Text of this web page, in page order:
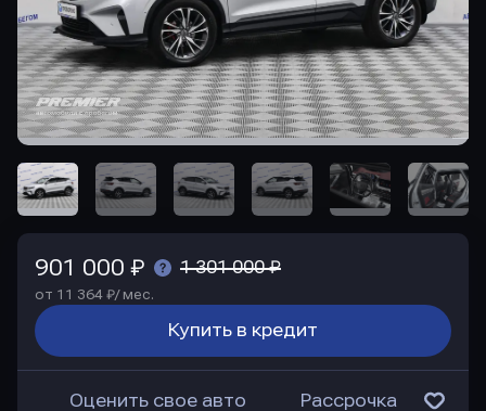
901 000 ₽ 1 301 000 ₽
от 11 364 ₽/ мес.
Купить в кредит
Оценить свое авто Рассрочка